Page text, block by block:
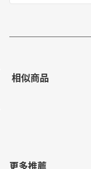
相似商品
更多推薦